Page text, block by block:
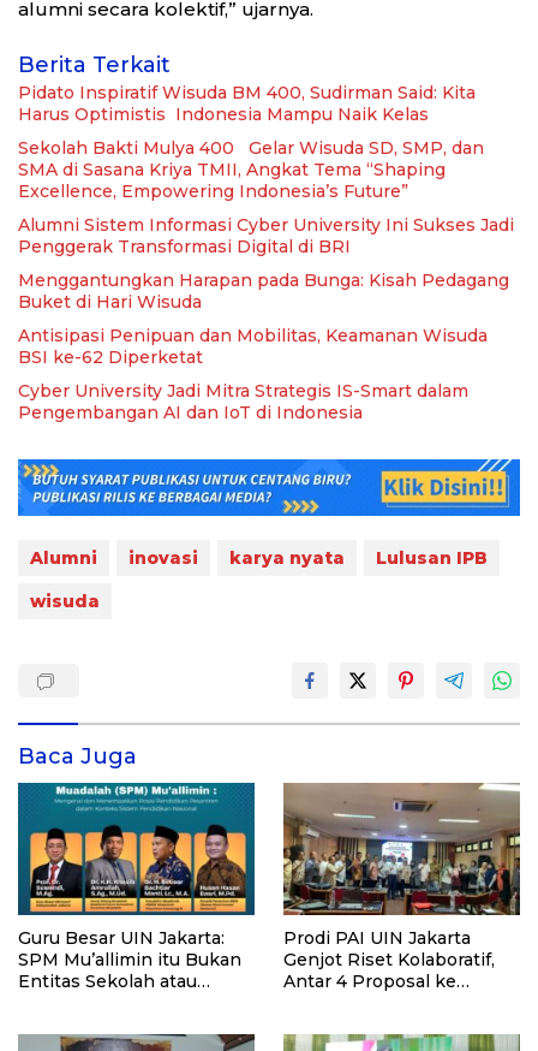
alumni secara kolektif,” ujarnya.
Berita Terkait
Pidato Inspiratif Wisuda BM 400, Sudirman Said: Kita
Harus Optimistis Indonesia Mampu Naik Kelas
Sekolah Bakti Mulya 400 Gelar Wisuda SD, SMP, dan
SMA di Sasana Kriya TMII, Angkat Tema “Shaping
Excellence, Empowering Indonesia’s Future”
Alumni Sistem Informasi Cyber University Ini Sukses Jadi
Penggerak Transformasi Digital di BRI
Menggantungkan Harapan pada Bunga: Kisah Pedagang
Buket di Hari Wisuda
Antisipasi Penipuan dan Mobilitas, Keamanan Wisuda
BSI ke-62 Diperketat
Cyber University Jadi Mitra Strategis IS-Smart dalam
Pengembangan AI dan IoT di Indonesia
Alumni inovasi karya nyata
Lulusan IPB
wisuda
Baca Juga
Guru Besar UIN Jakarta:
SPM Mu’allimin itu Bukan
Entitas Sekolah atau
Prodi PAI UIN Jakarta
Genjot Riset Kolaboratif,
Antar 4 Proposal ke